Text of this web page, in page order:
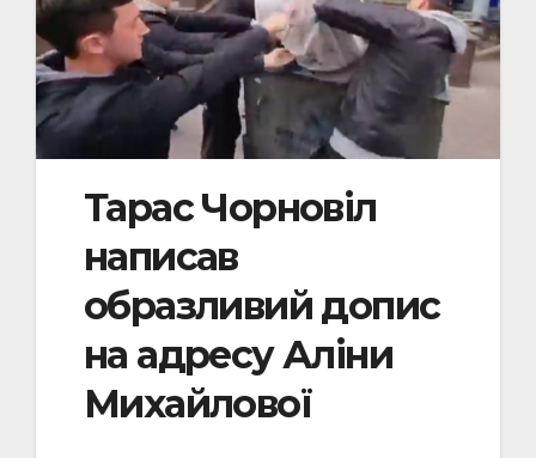
Тарас Чорновіл
написав
образливий допис
на адресу Аліни
Михайлової